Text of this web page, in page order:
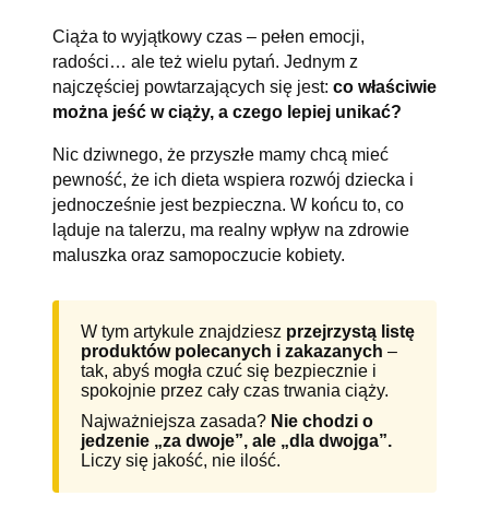
Ciąża to wyjątkowy czas – pełen emocji,
radości… ale też wielu pytań. Jednym z
najczęściej powtarzających się jest: co właściwie
można jeść w ciąży, a czego lepiej unikać?
Nic dziwnego, że przyszłe mamy chcą mieć
pewność, że ich dieta wspiera rozwój dziecka i
jednocześnie jest bezpieczna. W końcu to, co
ląduje na talerzu, ma realny wpływ na zdrowie
maluszka oraz samopoczucie kobiety.
W tym artykule znajdziesz przejrzystą listę
produktów polecanych i zakazanych –
tak, abyś mogła czuć się bezpiecznie i
spokojnie przez cały czas trwania ciąży.
Najważniejsza zasada? Nie chodzi o
jedzenie „za dwoje”, ale „dla dwojga”.
Liczy się jakość, nie ilość.